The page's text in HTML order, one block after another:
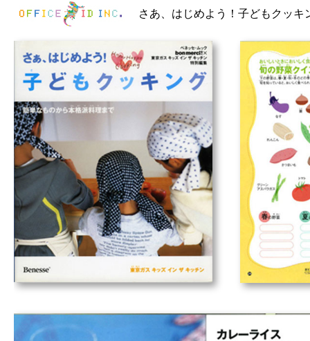
さあ、はじめよう！子どもクッキ